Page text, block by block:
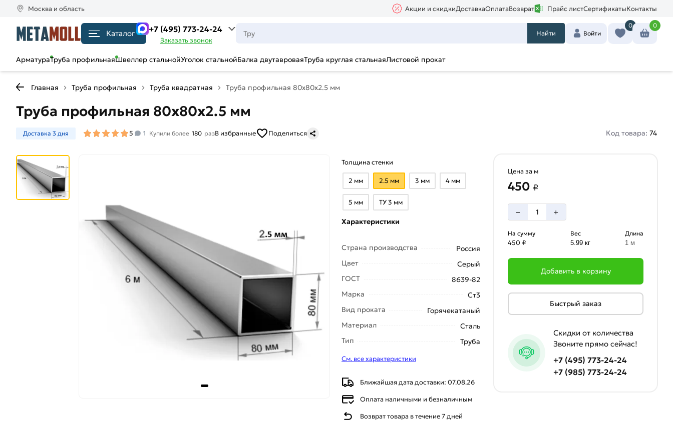
Москва и область Акции и скидкиДоставкаОплатаВозврат Прайс листСертификатыКонтакты
Каталог +7 (495) 773-24-24
Заказать звонок
Найти Войти
0 0
АрматураТруба профильнаяШвеллер стальнойУголок стальнойБалка двутавроваяТруба круглая стальнаяЛистовой прокат
Главная Труба профильная Труба квадратная Труба профильная 80х80х2.5 мм
Труба профильная 80х80х2.5 мм
Доставка 3 дня 5 1 Купили более 180 разВ избранные Поделиться Код товара: 74
Толщина стенки
2 мм 2.5 мм 3 мм 4 мм
5 мм ТУ 3 мм
Характеристики
Страна производства
Россия
Цвет
Серый
ГОСТ
8639-82
Марка
Ст3
Вид проката
Горячекатаный
Материал
Сталь
Тип
Труба
См. все характеристики
Ближайшая дата доставки: 07.08.26
Оплата наличными и безналичным
Возврат товара в течение 7 дней
Цена за м
450 ₽
– +
На сумму
450 ₽
Вес
5.99 кг
Длина
1 м
Добавить в корзину
Быстрый заказ
Скидки от количества
Звоните прямо сейчас!
+7 (495) 773-24-24
+7 (985) 773-24-24